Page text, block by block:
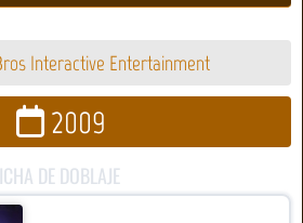
Interactive Entertainment
2009
DE DOBLAJE